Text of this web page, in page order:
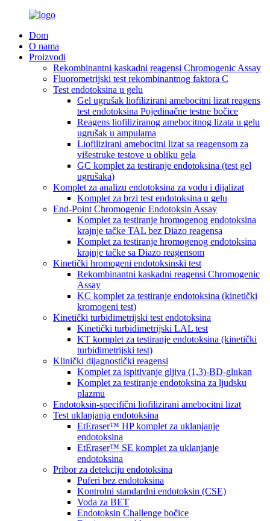
Dom
O nama
Proizvodi
Rekombinantni kaskadni reagensi Chromogenic Assay
Fluorometrijski test rekombinantnog faktora C
Test endotoksina u gelu
Gel ugrušak liofilizirani amebocitni lizat reagens
test endotoksina Pojedinačne testne bočice
Reagens liofiliziranog amebocitnog lizata u gelu
ugrušak u ampulama
Liofilizirani amebocitni lizat sa reagensom za
višestruke testove u obliku gela
GC komplet za testiranje endotoksina (test gel
ugrušaka)
Komplet za analizu endotoksina za vodu i dijalizat
Komplet za brzi test endotoksina u gelu
End-Point Chromogenic Endotoksin Assay
Komplet za testiranje hromogenog endotoksina
krajnje tačke TAL bez Diazo reagensa
Komplet za testiranje hromogenog endotoksina
krajnje tačke sa Diazo reagensom
Kinetički hromogeni endotoksinski test
Rekombinantni kaskadni reagensi Chromogenic
Assay
KC komplet za testiranje endotoksina (kinetički
kromogeni test)
Kinetički turbidimetrijski test endotoksina
Kinetički turbidimetrijski LAL test
KT komplet za testiranje endotoksina (kinetički
turbidimetrijski test)
Klinički dijagnostički reagensi
Komplet za ispitivanje gljiva (1,3)-BD-glukan
Komplet za testiranje endotoksina za ljudsku
plazmu
Endotoksin-specifični liofilizirani amebocitni lizat
Test uklanjanja endotoksina
EtEraser™ HP komplet za uklanjanje
endotoksina
EtEraser™ SE komplet za uklanjanje
endotoksina
Pribor za detekciju endotoksina
Puferi bez endotoksina
Kontrolni standardni endotoksin (CSE)
Voda za BET
Endotoksin Challenge bočice